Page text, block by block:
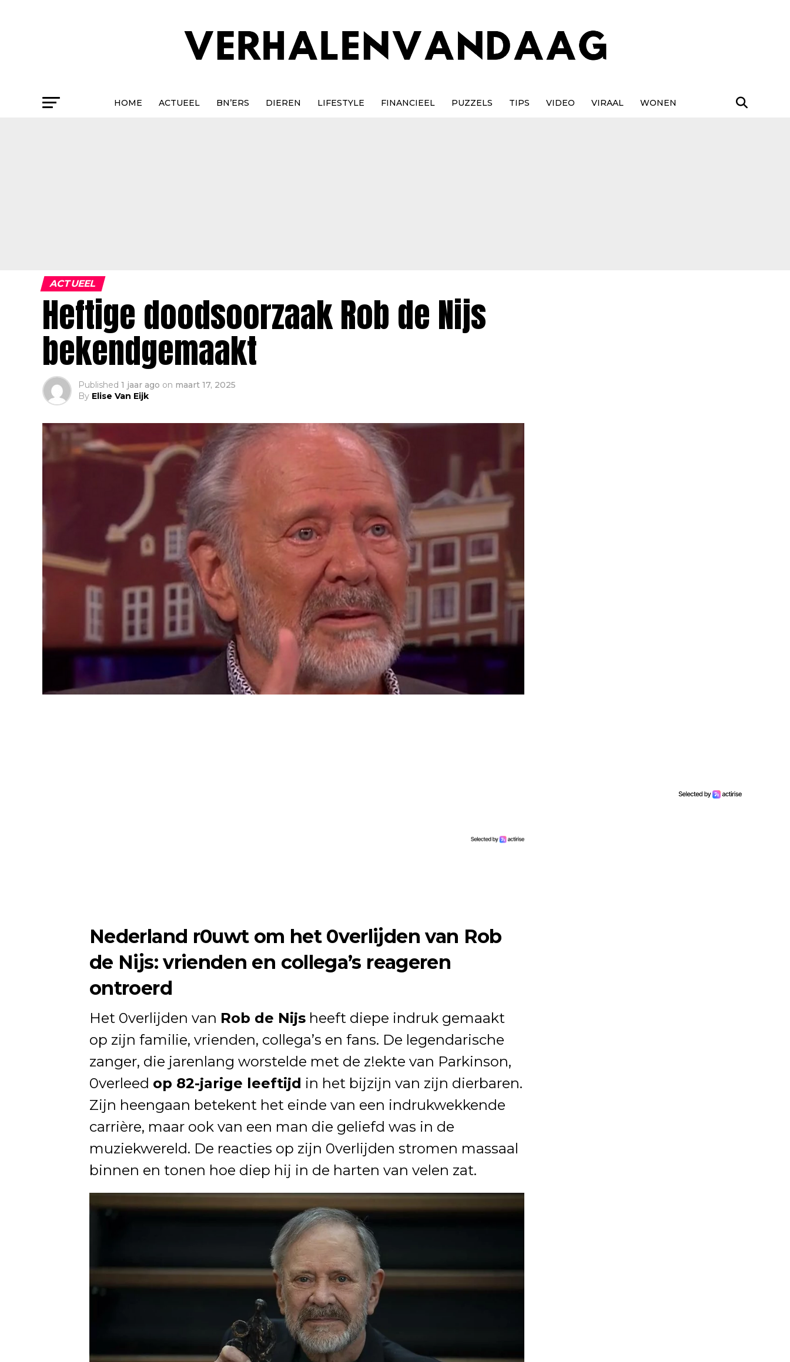
HOME ACTUEEL BN’ERS DIEREN LIFESTYLE FINANCIEEL PUZZELS TIPS VIDEO VIRAAL WONEN
ACTUEEL
Heftige doodsoorzaak Rob de Nijs
bekendgemaakt
Published 1 jaar ago on maart 17, 2025
By Elise Van Eijk
Nederland r0uwt om het 0verlijden van Rob
de Nijs: vrienden en collega’s reageren
ontroerd
Het 0verlijden van Rob de Nijs heeft diepe indruk gemaakt
op zijn familie, vrienden, collega’s en fans. De legendarische
zanger, die jarenlang worstelde met de z!ekte van Parkinson,
0verleed op 82-jarige leeftijd in het bijzijn van zijn dierbaren.
Zijn heengaan betekent het einde van een indrukwekkende
carrière, maar ook van een man die geliefd was in de
muziekwereld. De reacties op zijn 0verlijden stromen massaal
binnen en tonen hoe diep hij in de harten van velen zat.